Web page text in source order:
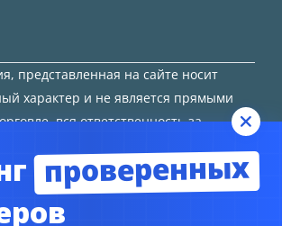
представленная на сайте носит
характер и не является прямыми
вся ответственность за
проверенных